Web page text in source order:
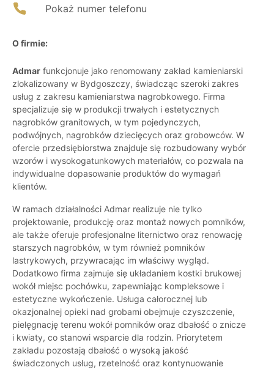
Pokaż numer telefonu
O firmie:
Admar funkcjonuje jako renomowany zakład kamieniarski
zlokalizowany w Bydgoszczy, świadcząc szeroki zakres
usług z zakresu kamieniarstwa nagrobkowego. Firma
specjalizuje się w produkcji trwałych i estetycznych
nagrobków granitowych, w tym pojedynczych,
podwójnych, nagrobków dziecięcych oraz grobowców. W
ofercie przedsiębiorstwa znajduje się rozbudowany wybór
wzorów i wysokogatunkowych materiałów, co pozwala na
indywidualne dopasowanie produktów do wymagań
klientów.
W ramach działalności Admar realizuje nie tylko
projektowanie, produkcję oraz montaż nowych pomników,
ale także oferuje profesjonalne liternictwo oraz renowację
starszych nagrobków, w tym również pomników
lastrykowych, przywracając im właściwy wygląd.
Dodatkowo firma zajmuje się układaniem kostki brukowej
wokół miejsc pochówku, zapewniając kompleksowe i
estetyczne wykończenie. Usługa całorocznej lub
okazjonalnej opieki nad grobami obejmuje czyszczenie,
pielęgnację terenu wokół pomników oraz dbałość o znicze
i kwiaty, co stanowi wsparcie dla rodzin. Priorytetem
zakładu pozostają dbałość o wysoką jakość
świadczonych usług, rzetelność oraz kontynuowanie